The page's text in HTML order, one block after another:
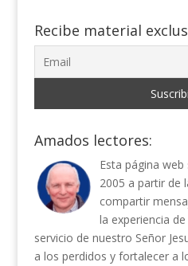
Recibe material
Amados lectores:
Esta página
2005 a partir de
compartir
la experiencia
servicio de nuestro Señor
a los perdidos y fortalecer a